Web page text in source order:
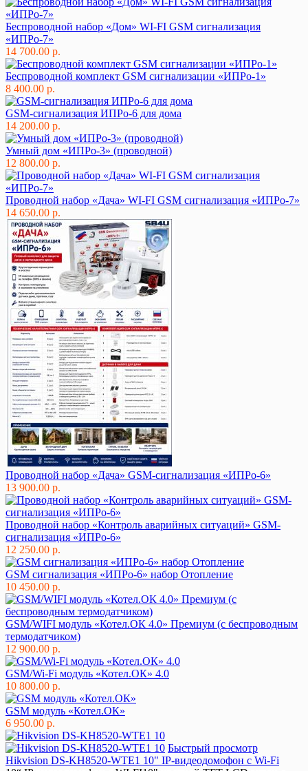
Беспроводной набор «Дом» WI-FI GSM сигнализация
«ИПРо-7»
14 700.00 р.
Беспроводной комплект GSM сигнализации «ИПРо-1»
8 400.00 р.
GSM-сигнализация ИПРо-6 для дома
14 200.00 р.
Умный дом «ИПРо-3» (проводной)
12 800.00 р.
Проводной набор «Дача» WI-FI GSM сигнализация «ИПРо-7»
14 650.00 р.
Проводной набор «Дача» GSM-сигнализация «ИПРо-6»
13 900.00 р.
Проводной набор «Контроль аварийных ситуаций» GSM-
сигнализация «ИПРо-6»
12 250.00 р.
GSM сигнализация «ИПРо-6» набор Отопление
10 450.00 р.
GSM/WIFI модуль «Котел.ОК 4.0» Премиум (с беспроводным
термодатчиком)
12 900.00 р.
GSM/Wi-Fi модуль «Котел.ОК» 4.0
10 800.00 р.
GSM модуль «Котел.ОК»
6 950.00 р.
Быстрый просмотр
Hikvision DS-KH8520-WTE1 10" IP-видеодомофон c Wi-Fi